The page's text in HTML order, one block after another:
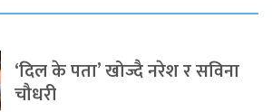
‘दिल के पता’ खोज्दै नरेश र सविना
चौधरी